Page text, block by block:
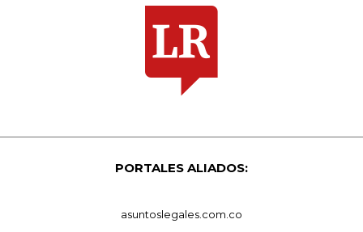
PORTALES ALIADOS:
asuntoslegales.com.co